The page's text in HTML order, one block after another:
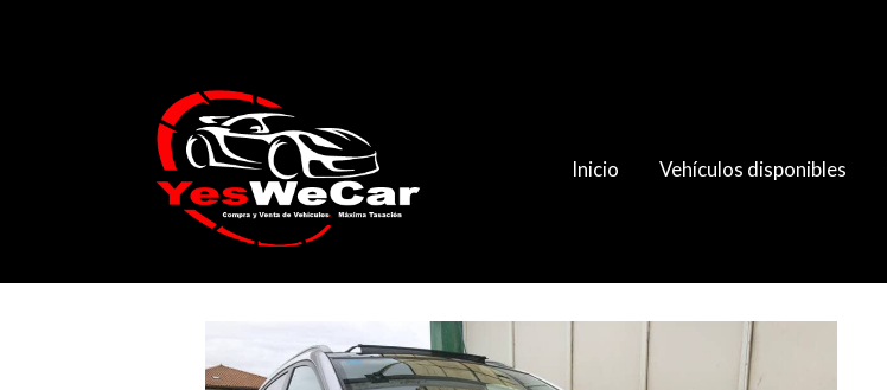
Inicio Vehículos disponibles
Catálogo HYUNDAI ix35 2.0CRDI GLS Style S 4x4